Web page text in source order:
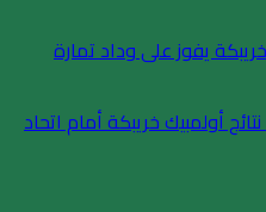
الفئات الصغرى -12-: نتائج أولمبيك خريبكة أمام اتحاد